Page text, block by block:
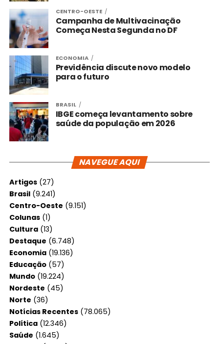
CENTRO-OESTE
Campanha de Multivacinação
Começa Nesta Segunda no DF
ECONOMIA
Previdência discute novo modelo
para o futuro
BRASIL
IBGE começa levantamento sobre
saúde da população em 2026
NAVEGUE AQUI
Artigos(27)
Brasil(9.241)
Centro-Oeste (9.151)
Colunas(1)
Cultura(13)
Destaque (6.748)
Economia(19.136)
Educação(57)
Mundo(19.224)
Nordeste (45)
Norte (36)
Notícias Recentes(78.065)
Política(12.346)
Saúde (1.645)